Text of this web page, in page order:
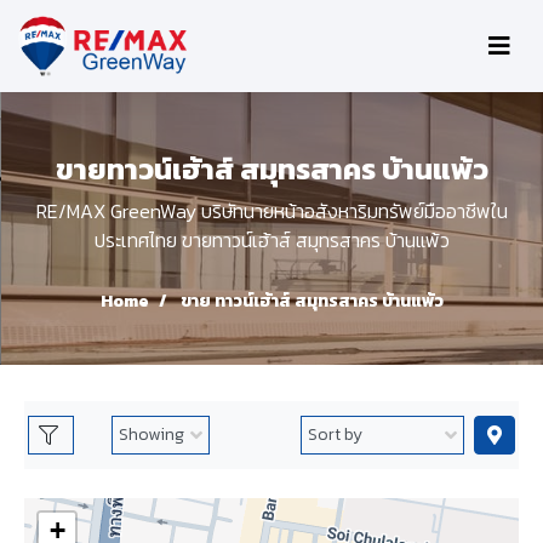
ขายทาวน์เฮ้าส์ สมุทรสาคร บ้านแพ้ว
RE/MAX GreenWay บริษัทนายหน้าอสังหาริมทรัพย์มืออาชีพใน
ประเทศไทย ขายทาวน์เฮ้าส์ สมุทรสาคร บ้านแพ้ว
Home ขาย ทาวน์เฮ้าส์ สมุทรสาคร บ้านแพ้ว
+